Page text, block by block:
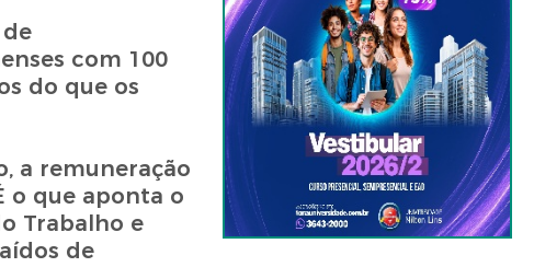
com 100
do que os
a remuneração
o que aponta o
Trabalho e
de